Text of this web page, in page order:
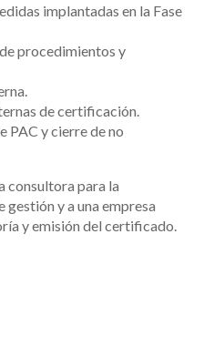
implantadas en la Fase
procedimientos y
de certificación.
PAC y cierre de no
consultora para la
y a una empresa
y emisión del certificado.